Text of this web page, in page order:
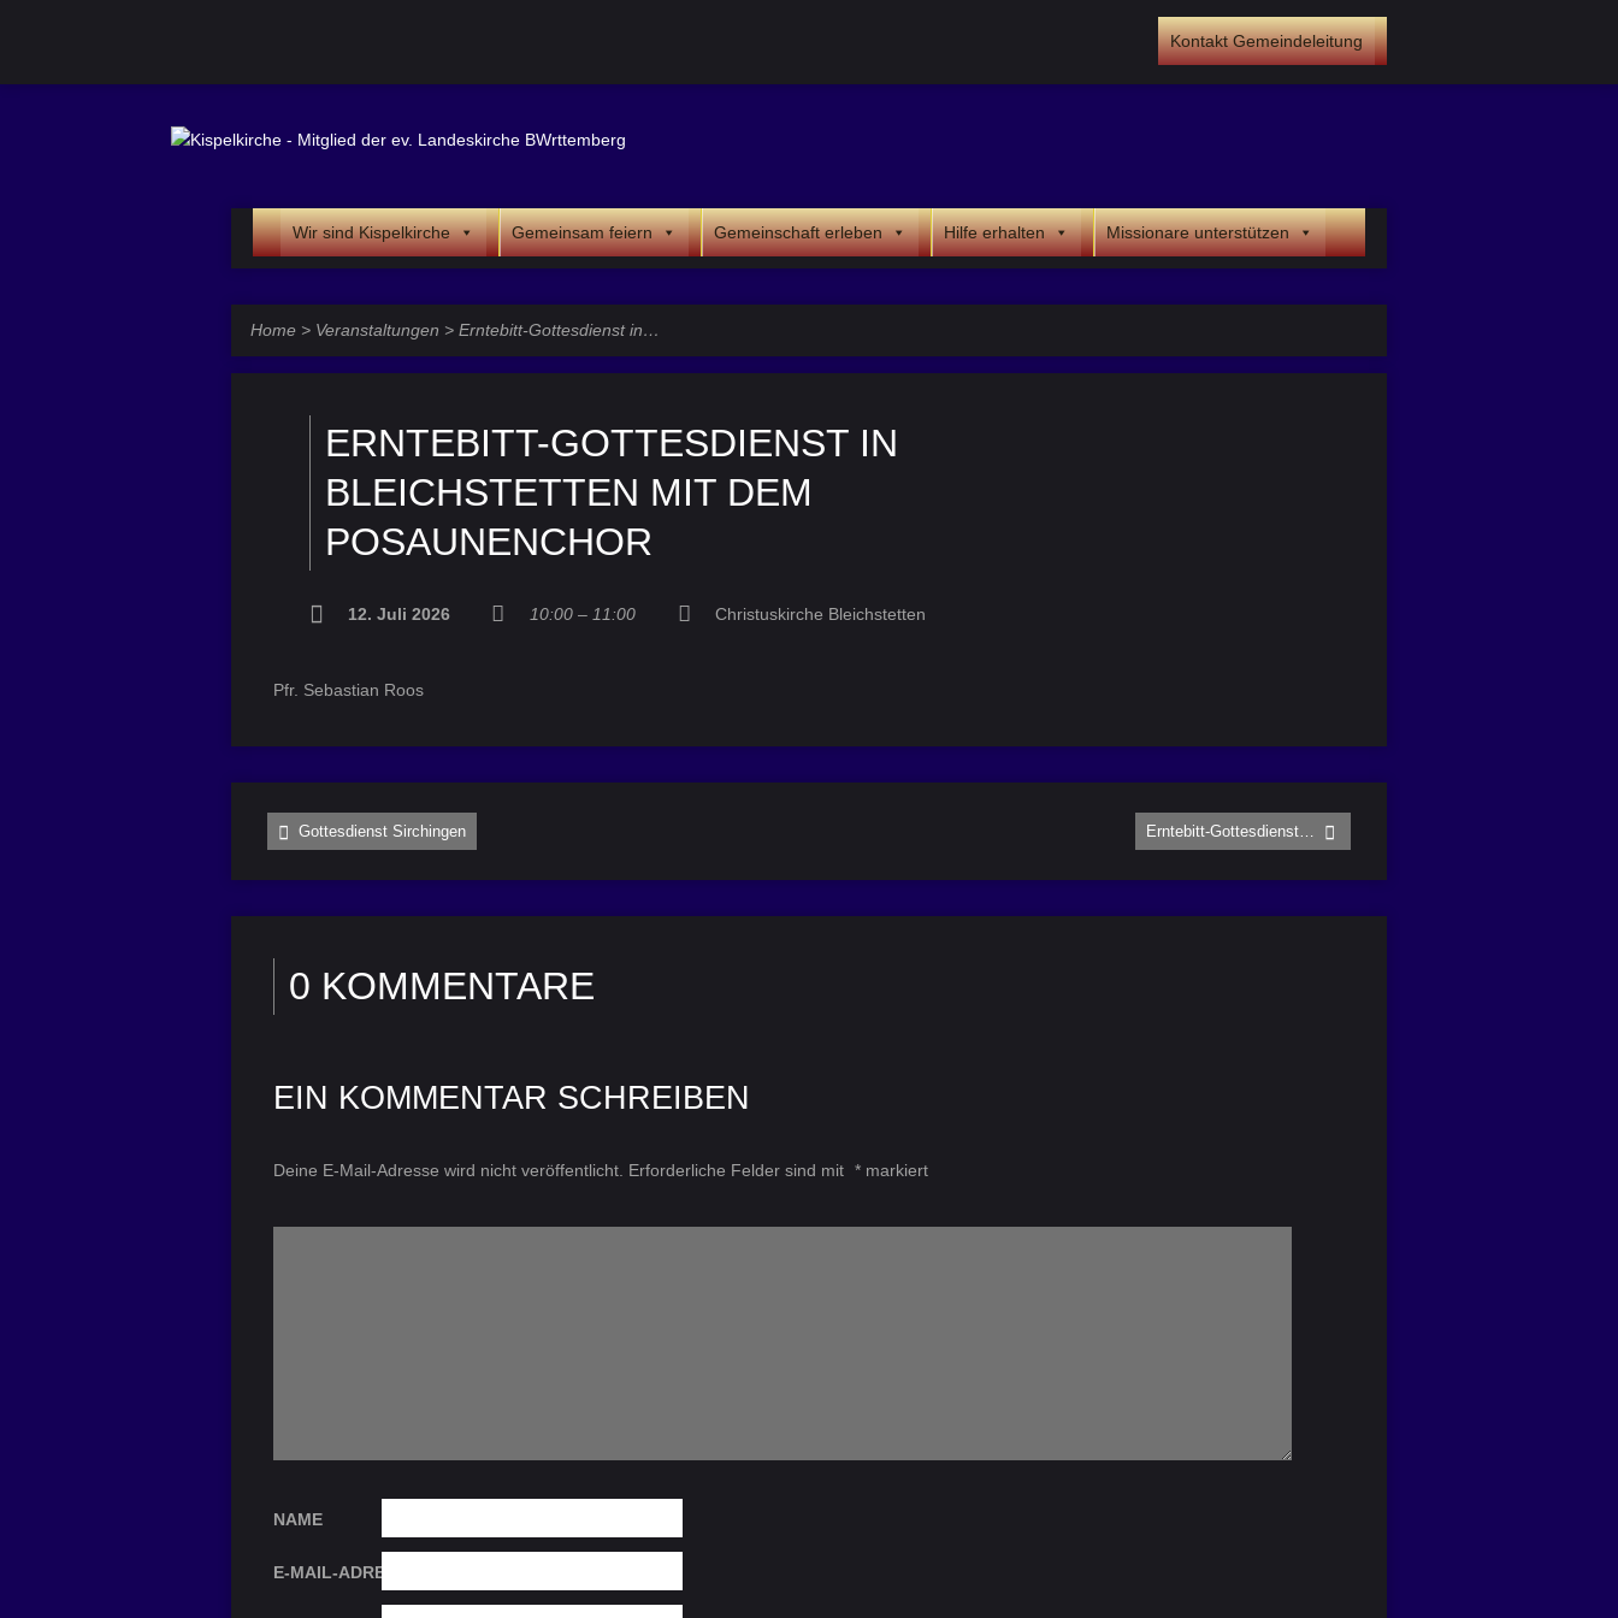
Kontakt Gemeindeleitung
Wir sind Kispelkirche Gemeinsam feiern Gemeinschaft erleben Hilfe erhalten Missionare unterstützen
Home > Veranstaltungen > Erntebitt-Gottesdienst in…
ERNTEBITT-GOTTESDIENST IN
BLEICHSTETTEN MIT DEM
POSAUNENCHOR
12. Juli 2026 10:00 – 11:00 Christuskirche Bleichstetten
Pfr. Sebastian Roos
Gottesdienst Sirchingen Erntebitt-Gottesdienst…
0 KOMMENTARE
EIN KOMMENTAR SCHREIBEN
Deine E-Mail-Adresse wird nicht veröffentlicht. Erforderliche Felder sind mit * markiert
NAME
E-MAIL-ADRESSE